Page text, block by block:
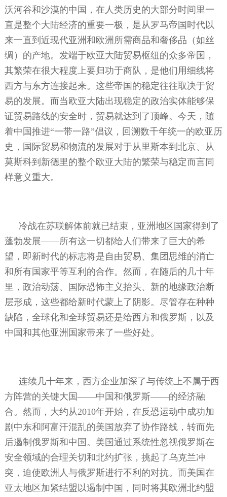
沃河谷和沙漠的中国，在人类历史的大部分时间里一
直是整个大陆经济的重要一极，是从罗马帝国时代以
来一直到近现代亚洲和欧洲所需商品和奢侈品（如丝
绸）的产地。发端于欧亚大陆贸易枢纽的众多帝国，
其繁荣在很大程度上要归功于商队，是他们用细线将
西方与东方连接起来。这些帝国的稳定往往取决于贸
易的发展。而当欧亚大陆出现稳定的政治实体能够保
证贸易路线的安全时，贸易就达到了顶峰。今天，随
着中国推进“一带一路”倡议，回溯数千年统一的欧亚历
史，国际贸易和物流的发展对于从里斯本到北京、从
莫斯科到新德里的整个欧亚大陆的繁荣与稳定而言同
样意义重大。
冷战在苏联解体前就已结束，亚洲地区国家得到了
蓬勃发展——所有这一切都给人们带来了巨大的希
望，即新时代的标志将是自由贸易、集团思维的消亡
和所有国家平等互利的合作。然而，在随后的几十年
里，政治动荡、国际恐怖主义抬头、新的地缘政治断
层形成，这些都给新时代蒙上了阴影。尽管存在种种
缺陷，全球化和全球贸易还是给西方和俄罗斯，以及
中国和其他亚洲国家带来了一些好处。
连续几十年来，西方企业加深了与传统上不属于西
方阵营的关键大国——中国和俄罗斯——的经济融
合。然而，大约从2010年开始，在反恐运动中成功加
剧中东和阿富汗混乱的美国放弃了协作路线，转而先
后遏制俄罗斯和中国。美国通过系统性忽视俄罗斯在
安全领域的合理关切和北约扩张，挑起了乌克兰冲
突，迫使欧洲人与俄罗斯进行不利的对抗。而美国在
亚太地区加紧结盟以遏制中国，同时将其欧洲北约盟